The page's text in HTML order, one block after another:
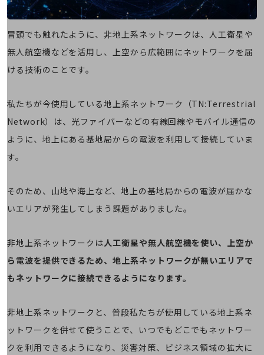
通信モジュール製品
IOT完了済みメーカーブランド製品
料金TOP
ケータイプラン
5Gデータプラス
データプラス
home5Gプラン
モバイルサービス
セキュリティ
冒頭でも触れたように、非地上系ネットワークは、人工衛星や
無人航空機などを活用し、上空から広範囲にネットワークを届
ける技術のことです。
私たちが今使用している地上系ネットワーク（TN:Terrestrial
Network）は、光ファイバーなどの有線回線やモバイル通信の
ように、地上にある基地局からの電波を利用して接続していま
す。
そのため、山地や海上など、地上の基地局からの電波が届かな
いエリアが発生してしまう課題がありました。
非地上系ネットワークは人工衛星や無人航空機を使い、上空か
ら電波を提供できるため、地上系ネットワークが無いエリアで
もネットワークに接続できるようになります。
非地上系ネットワークと、普段私たちが使用している地上系ネ
ットワークを併せて使うことで、いつでもどこでもネットワー
クを利用できるようになり、災害対策、ビジネス領域の拡大に